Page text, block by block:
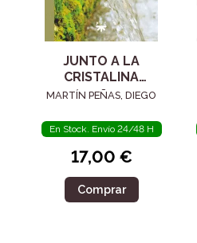
JUNTO A LA
CRISTALINA
FUENTE
MARTÍN PEÑAS, DIEGO
En Stock. Envío 24/48 H
17,00 €
Comprar